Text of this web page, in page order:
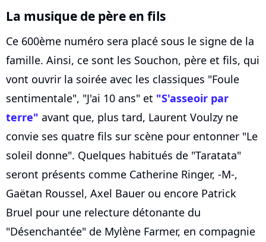
La musique de père en fils
Ce 600ème numéro sera placé sous le signe de la
famille. Ainsi, ce sont les Souchon, père et fils, qui
vont ouvrir la soirée avec les classiques "Foule
sentimentale", "J'ai 10 ans" et "S'asseoir par
terre" avant que, plus tard, Laurent Voulzy ne
convie ses quatre fils sur scène pour entonner "Le
soleil donne". Quelques habitués de "Taratata"
seront présents comme Catherine Ringer, -M-,
Gaëtan Roussel, Axel Bauer ou encore Patrick
Bruel pour une relecture détonante du
"Désenchantée" de Mylène Farmer, en compagnie